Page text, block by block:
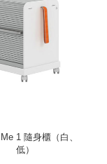
1 隨身櫃（白、
低）